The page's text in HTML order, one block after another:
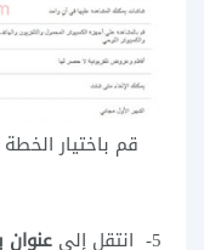
قم باختيار
5- انتقل إلى
عنوان